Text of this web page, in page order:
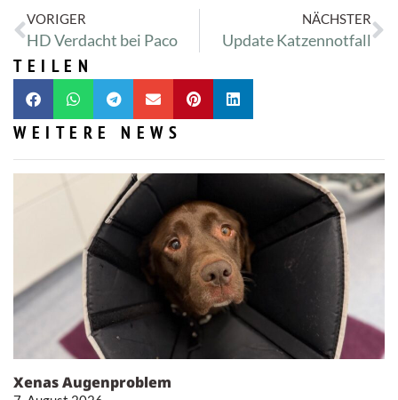
VORIGER
HD Verdacht bei Paco
NÄCHSTER
Update Katzennotfall
TEILEN
WEITERE NEWS
Xenas Augenproblem